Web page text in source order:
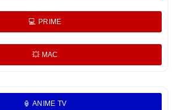
💻 PRIME
💥 MAC
🏮 ANIME TV